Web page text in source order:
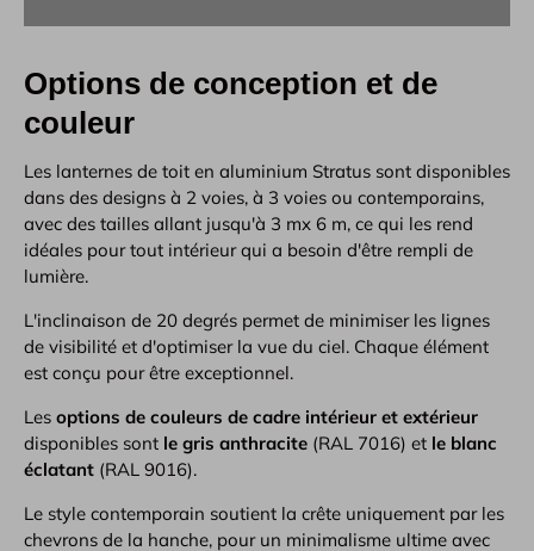
Options de conception et de
couleur
Les lanternes de toit en aluminium Stratus sont disponibles
dans des designs à 2 voies, à 3 voies ou contemporains,
avec des tailles allant jusqu'à 3 mx 6 m, ce qui les rend
idéales pour tout intérieur qui a besoin d'être rempli de
lumière.
L'inclinaison de 20 degrés permet de minimiser les lignes
de visibilité et d'optimiser la vue du ciel. Chaque élément
est conçu pour être exceptionnel.
Les options de couleurs de cadre intérieur et extérieur
disponibles sont le gris anthracite (RAL 7016) et le blanc
éclatant (RAL 9016).
Le style contemporain soutient la crête uniquement par les
chevrons de la hanche, pour un minimalisme ultime avec